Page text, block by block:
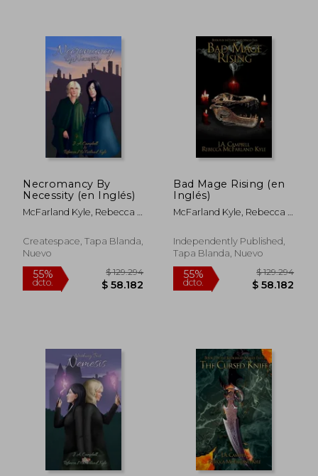
55%
dcto. $ 78.855
55%
dcto.
Necromancy By
Necessity (en Inglés)
McFarland Kyle, Rebecca ;
Createspace, Tapa Blanda,
Nuevo
Bad Mage Rising (en
Inglés)
McFarland Kyle, Rebecca ;
Independently Published,
Tapa Blanda, Nuevo